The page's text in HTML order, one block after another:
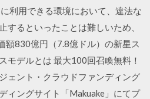
利用できる環境において、違法な
するといったことは難しいため、
額830億円（7.8億ドル）の新星ス
モデルとは 最大100回召喚無料！
ェント・クラウドファンディング
ィングサイト「Makuake」にてプ